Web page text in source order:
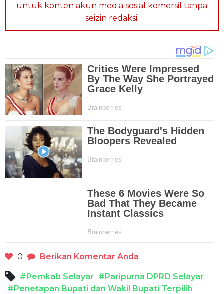
untuk konten akun media sosial komersil tanpa
seizin redaksi.
0 Berikan Komentar Anda
#Pemkab Selayar #Paripurna DPRD Selayar
#Penetapan Bupati dan Wakil Bupati Terpilih